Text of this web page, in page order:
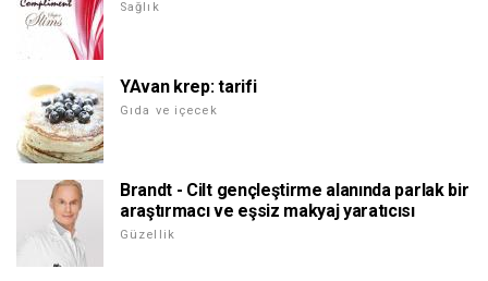
Sağlık
YAvan krep: tarifi
Gıda ve içecek
Brandt - Cilt gençleştirme alanında parlak bir
araştırmacı ve eşsiz makyaj yaratıcısı
Güzellik